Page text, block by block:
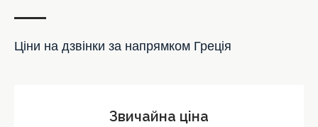
Ціни на дзвінки за напрямком Греція
Звичайна ціна